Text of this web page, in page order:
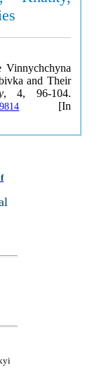
Vinnychchyna
and Their
, 4, 96-104.
[In